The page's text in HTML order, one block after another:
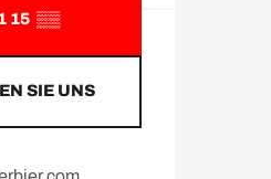
15 ▒▒
SIE UNS